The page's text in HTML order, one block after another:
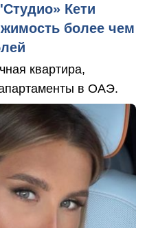
Кети
более чем
квартира,
в ОАЭ.